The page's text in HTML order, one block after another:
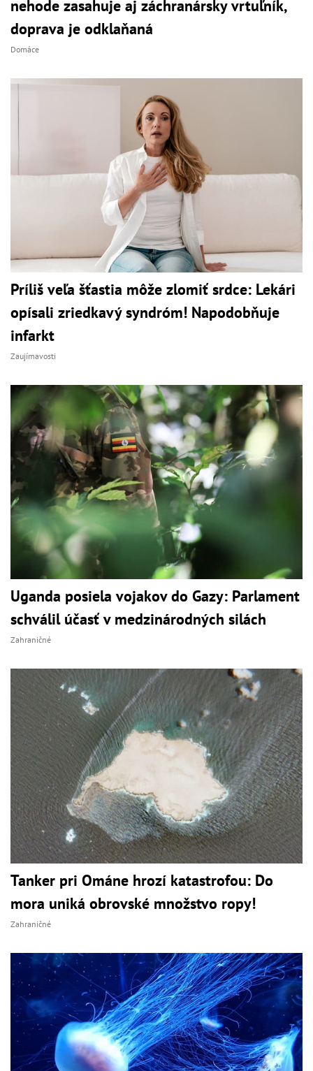
nehode zasahuje aj záchranársky vrtuľník,
doprava je odklaňaná
Domáce
Príliš veľa šťastia môže zlomiť srdce: Lekári
opísali zriedkavý syndróm! Napodobňuje
infarkt
Zaujímavosti
Uganda posiela vojakov do Gazy: Parlament
schválil účasť v medzinárodných silách
Zahraničné
Tanker pri Ománe hrozí katastrofou: Do
mora uniká obrovské množstvo ropy!
Zahraničné